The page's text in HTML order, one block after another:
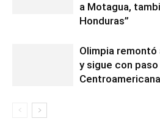
a Motagua,
Honduras”
Olimpia remontó
y sigue con
Centroamericana